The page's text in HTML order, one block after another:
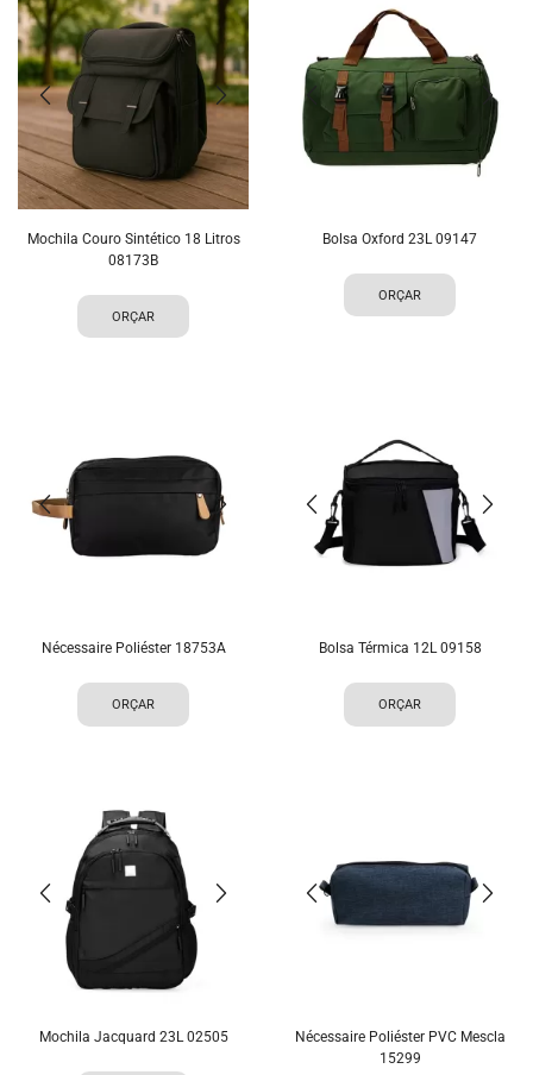
Mochila Couro Sintético 18 Litros
08173B
ORÇAR
Bolsa Oxford 23L 09147
ORÇAR
Nécessaire Poliéster 18753A
ORÇAR
Bolsa Térmica 12L 09158
ORÇAR
Mochila Jacquard 23L 02505
Nécessaire Poliéster PVC Mescla
15299